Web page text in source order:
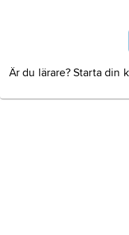
Är du lärare? Starta din